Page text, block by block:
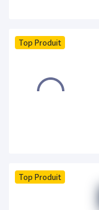
Top Produit
Top Produit